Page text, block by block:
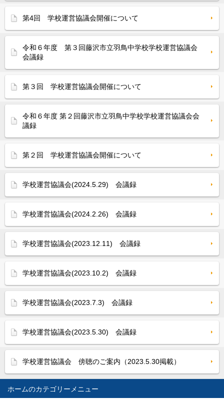
ホーム
第4回 学校運営協議会開催について
令和６年度 第３回藤沢市立羽鳥中学校学校運営協議会
会議録
第３回 学校運営協議会開催について
令和６年度 第２回藤沢市立羽鳥中学校学校運営協議会会
議録
第２回 学校運営協議会開催について
学校運営協議会(2024.5.29) 会議録
学校運営協議会(2024.2.26) 会議録
学校運営協議会(2023.12.11) 会議録
学校運営協議会(2023.10.2) 会議録
学校運営協議会(2023.7.3) 会議録
学校運営協議会(2023.5.30) 会議録
学校運営協議会 傍聴のご案内（2023.5.30掲載）